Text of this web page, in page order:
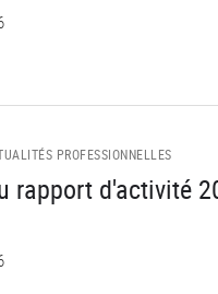
PROFESSIONNELLES
rapport d'activité